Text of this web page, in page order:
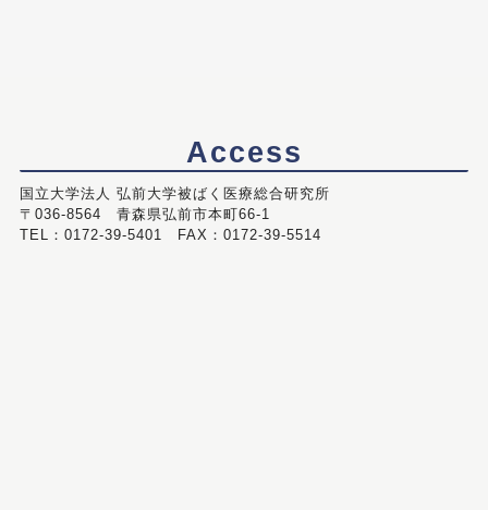
Access
国立大学法人 弘前大学被ばく医療総合研究所
〒036-8564 青森県弘前市本町66-1
TEL：0172-39-5401 FAX：0172-39-5514